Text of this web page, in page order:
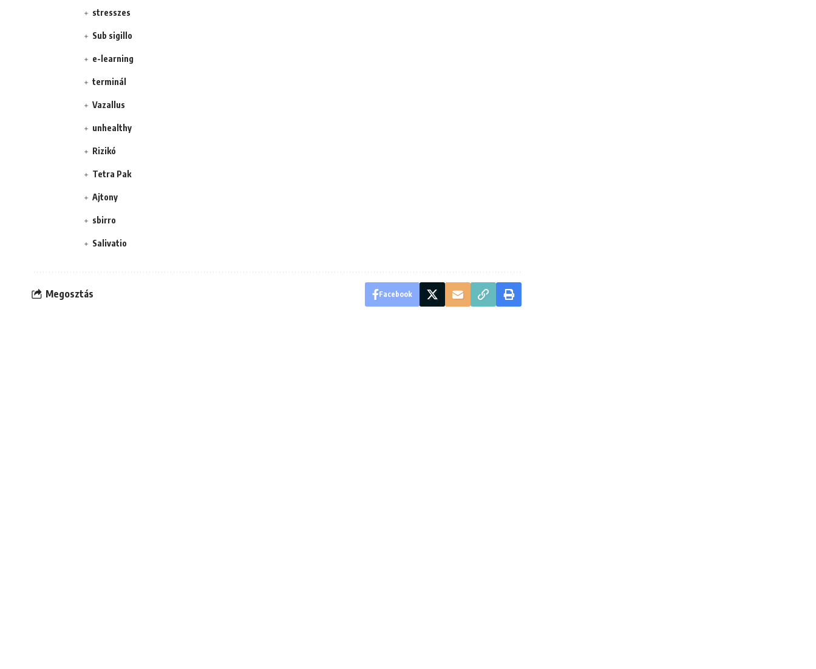
stresszes
Sub sigillo
e-learning
terminál
Vazallus
unhealthy
Rizikó
Tetra Pak
Ajtony
sbirro
Salivatio
Megosztás Facebook